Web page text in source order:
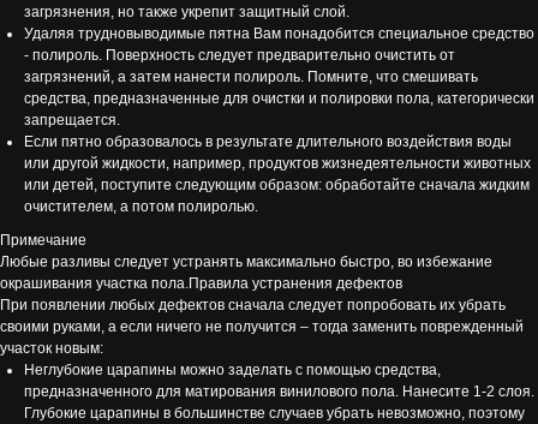
загрязнения, но также укрепит защитный слой.
Удаляя трудновыводимые пятна Вам понадобится специальное средство
- полироль. Поверхность следует предварительно очистить от
загрязнений, а затем нанести полироль. Помните, что смешивать
средства, предназначенные для очистки и полировки пола, категорически
запрещается.
Если пятно образовалось в результате длительного воздействия воды
или другой жидкости, например, продуктов жизнедеятельности животных
или детей, поступите следующим образом: обработайте сначала жидким
очистителем, а потом полиролью.
Примечание
Любые разливы следует устранять максимально быстро, во избежание
окрашивания участка пола.Правила устранения дефектов
При появлении любых дефектов сначала следует попробовать их убрать
своими руками, а если ничего не получится – тогда заменить поврежденный
участок новым:
Неглубокие царапины можно заделать с помощью средства,
предназначенного для матирования винилового пола. Нанесите 1-2 слоя.
Глубокие царапины в большинстве случаев убрать невозможно, поэтому